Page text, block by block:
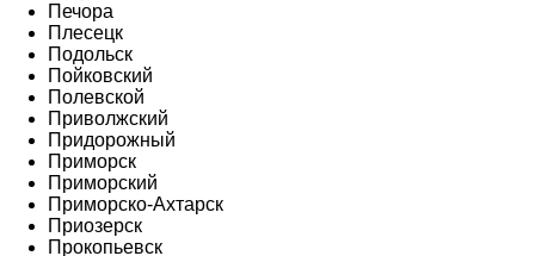
Печора
Плесецк
Подольск
Пойковский
Полевской
Приволжский
Придорожный
Приморск
Приморский
Приморско-Ахтарск
Приозерск
Прокопьевск